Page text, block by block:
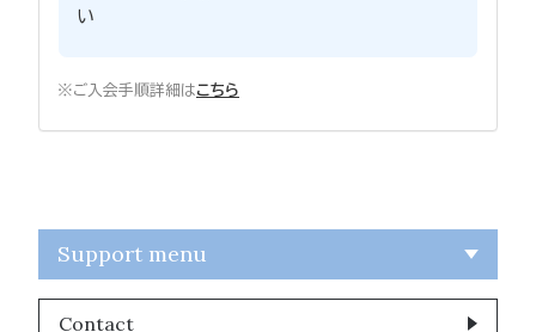
い
※ご入会手順詳細はこちら
Support menu
Contact